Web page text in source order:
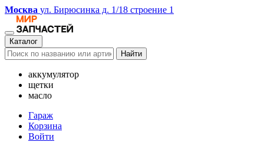
Москва ул. Бирюсинка д. 1/18 строение 1
Каталог
Найти
аккумулятор
щетки
масло
Гараж
Корзина
Войти